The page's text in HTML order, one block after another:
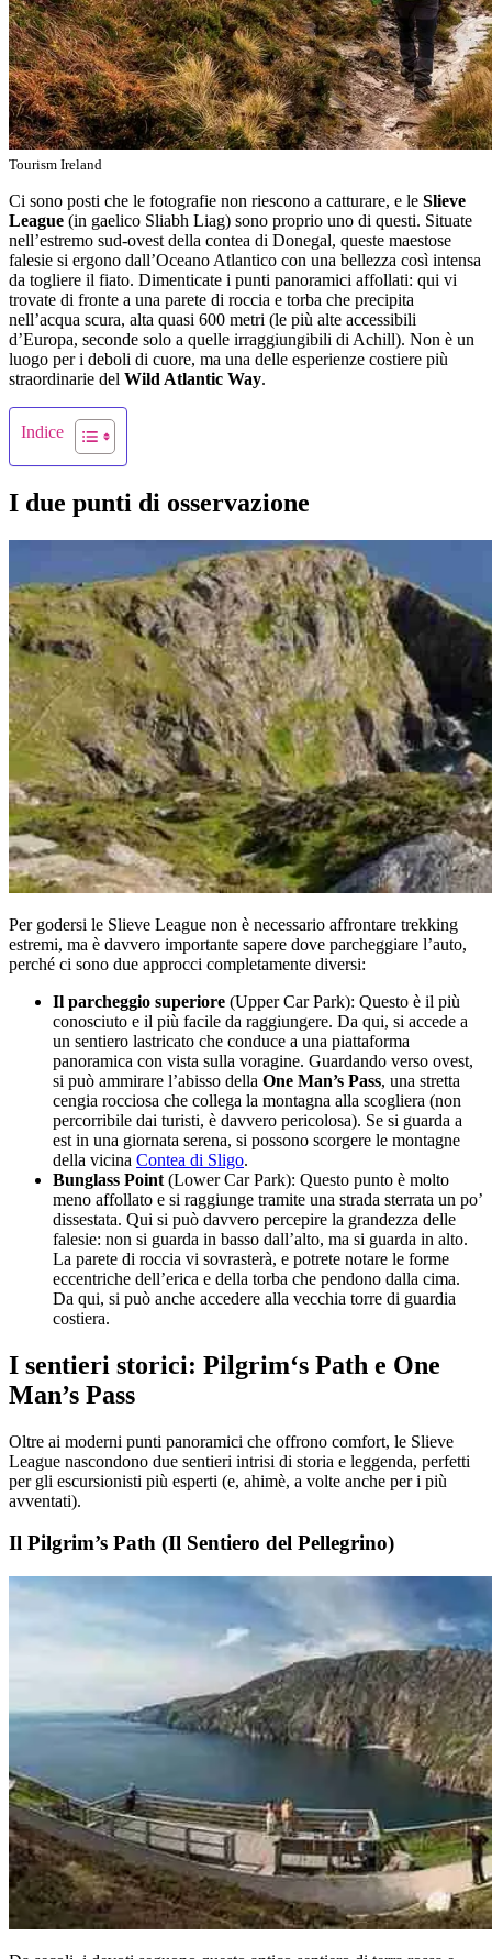
Tourism Ireland
Ci sono posti che le fotografie non riescono a catturare, e le Slieve
League (in gaelico Sliabh Liag) sono proprio uno di questi. Situate
nell’estremo sud-ovest della contea di Donegal, queste maestose
falesie si ergono dall’Oceano Atlantico con una bellezza così intensa
da togliere il fiato. Dimenticate i punti panoramici affollati: qui vi
trovate di fronte a una parete di roccia e torba che precipita
nell’acqua scura, alta quasi 600 metri (le più alte accessibili
d’Europa, seconde solo a quelle irraggiungibili di Achill). Non è un
luogo per i deboli di cuore, ma una delle esperienze costiere più
straordinarie del Wild Atlantic Way.
Indice
I due punti di osservazione
Per godersi le Slieve League non è necessario affrontare trekking
estremi, ma è davvero importante sapere dove parcheggiare l’auto,
perché ci sono due approcci completamente diversi:
Il parcheggio superiore (Upper Car Park): Questo è il più
conosciuto e il più facile da raggiungere. Da qui, si accede a
un sentiero lastricato che conduce a una piattaforma
panoramica con vista sulla voragine. Guardando verso ovest,
si può ammirare l’abisso della One Man’s Pass, una stretta
cengia rocciosa che collega la montagna alla scogliera (non
percorribile dai turisti, è davvero pericolosa). Se si guarda a
est in una giornata serena, si possono scorgere le montagne
della vicina Contea di Sligo.
Bunglass Point (Lower Car Park): Questo punto è molto
meno affollato e si raggiunge tramite una strada sterrata un po’
dissestata. Qui si può davvero percepire la grandezza delle
falesie: non si guarda in basso dall’alto, ma si guarda in alto.
La parete di roccia vi sovrasterà, e potrete notare le forme
eccentriche dell’erica e della torba che pendono dalla cima.
Da qui, si può anche accedere alla vecchia torre di guardia
costiera.
I sentieri storici: Pilgrim‘s Path e One
Man’s Pass
Oltre ai moderni punti panoramici che offrono comfort, le Slieve
League nascondono due sentieri intrisi di storia e leggenda, perfetti
per gli escursionisti più esperti (e, ahimè, a volte anche per i più
avventati).
Il Pilgrim’s Path (Il Sentiero del Pellegrino)